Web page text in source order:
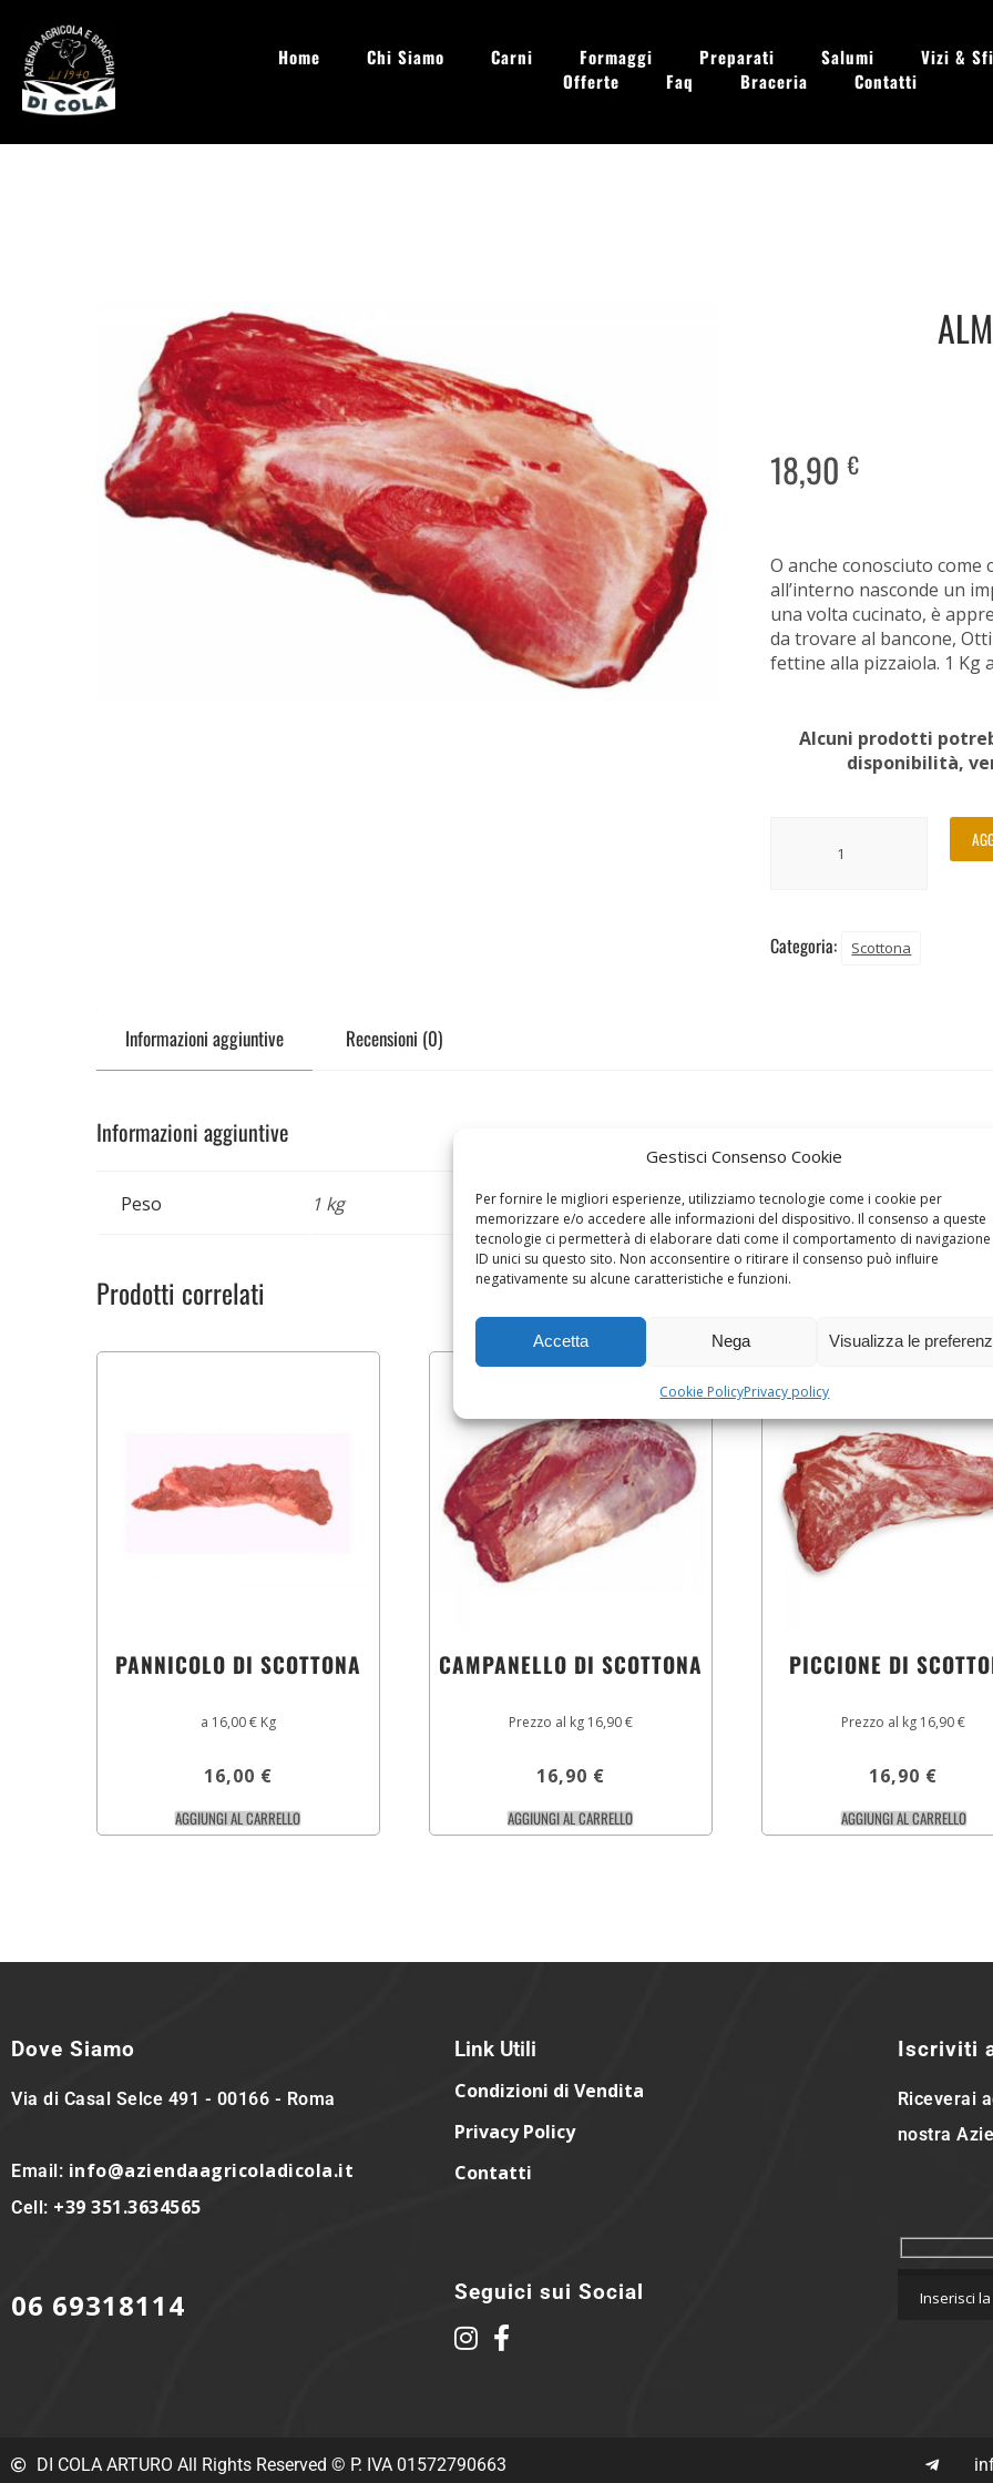
Gestisci Consenso Cookie
Per fornire le migliori esperienze, utilizziamo tecnologie come i cookie per
memorizzare e/o accedere alle informazioni del dispositivo. Il consenso a queste
tecnologie ci permetterà di elaborare dati come il comportamento di
ID unici su questo sito. Non acconsentire o ritirare il consenso può influire
negativamente su alcune caratteristiche e funzioni.
Accetta Nega Visualizza le
Cookie PolicyPrivacy policy
Home Chi Siamo Carni Formaggi Preparati Salumi
Vizi &
Offerte
Faq Braceria Contatti
18,90€
O anche conosciuto
all’interno nasconde un
una volta cucinato, è
da trovare al bancone,
fettine alla pizzaiola. 1 Kg
Alcuni prodotti
disponibilità,
Categoria: Scottona
Informazioni aggiuntive Recensioni (0)
Informazioni aggiuntive
Peso 1 kg
Prodotti correlati
PANNICOLO DI SCOTTONA
a 16,00 € Kg
16,00 €
AGGIUNGI AL CARRELLO
CAMPANELLO DI SCOTTONA
Prezzo al kg 16,90 €
16,90 €
AGGIUNGI AL CARRELLO
PICCIONE DI
Prezzo al kg 16,90 €
16,90 €
AGGIUNGI AL CARRELLO
Dove Siamo
Via di Casal Selce 491 - 00166 - Roma
Email: info@aziendaagricoladicola.it
Cell: +39 351.3634565
06 69318114
Link Utili
Condizioni di Vendita
Privacy Policy
Contatti
Seguici sui Social
Iscriviti
Riceverai
nostra
DI COLA ARTURO All Rights Reserved © P. IVA 01572790663